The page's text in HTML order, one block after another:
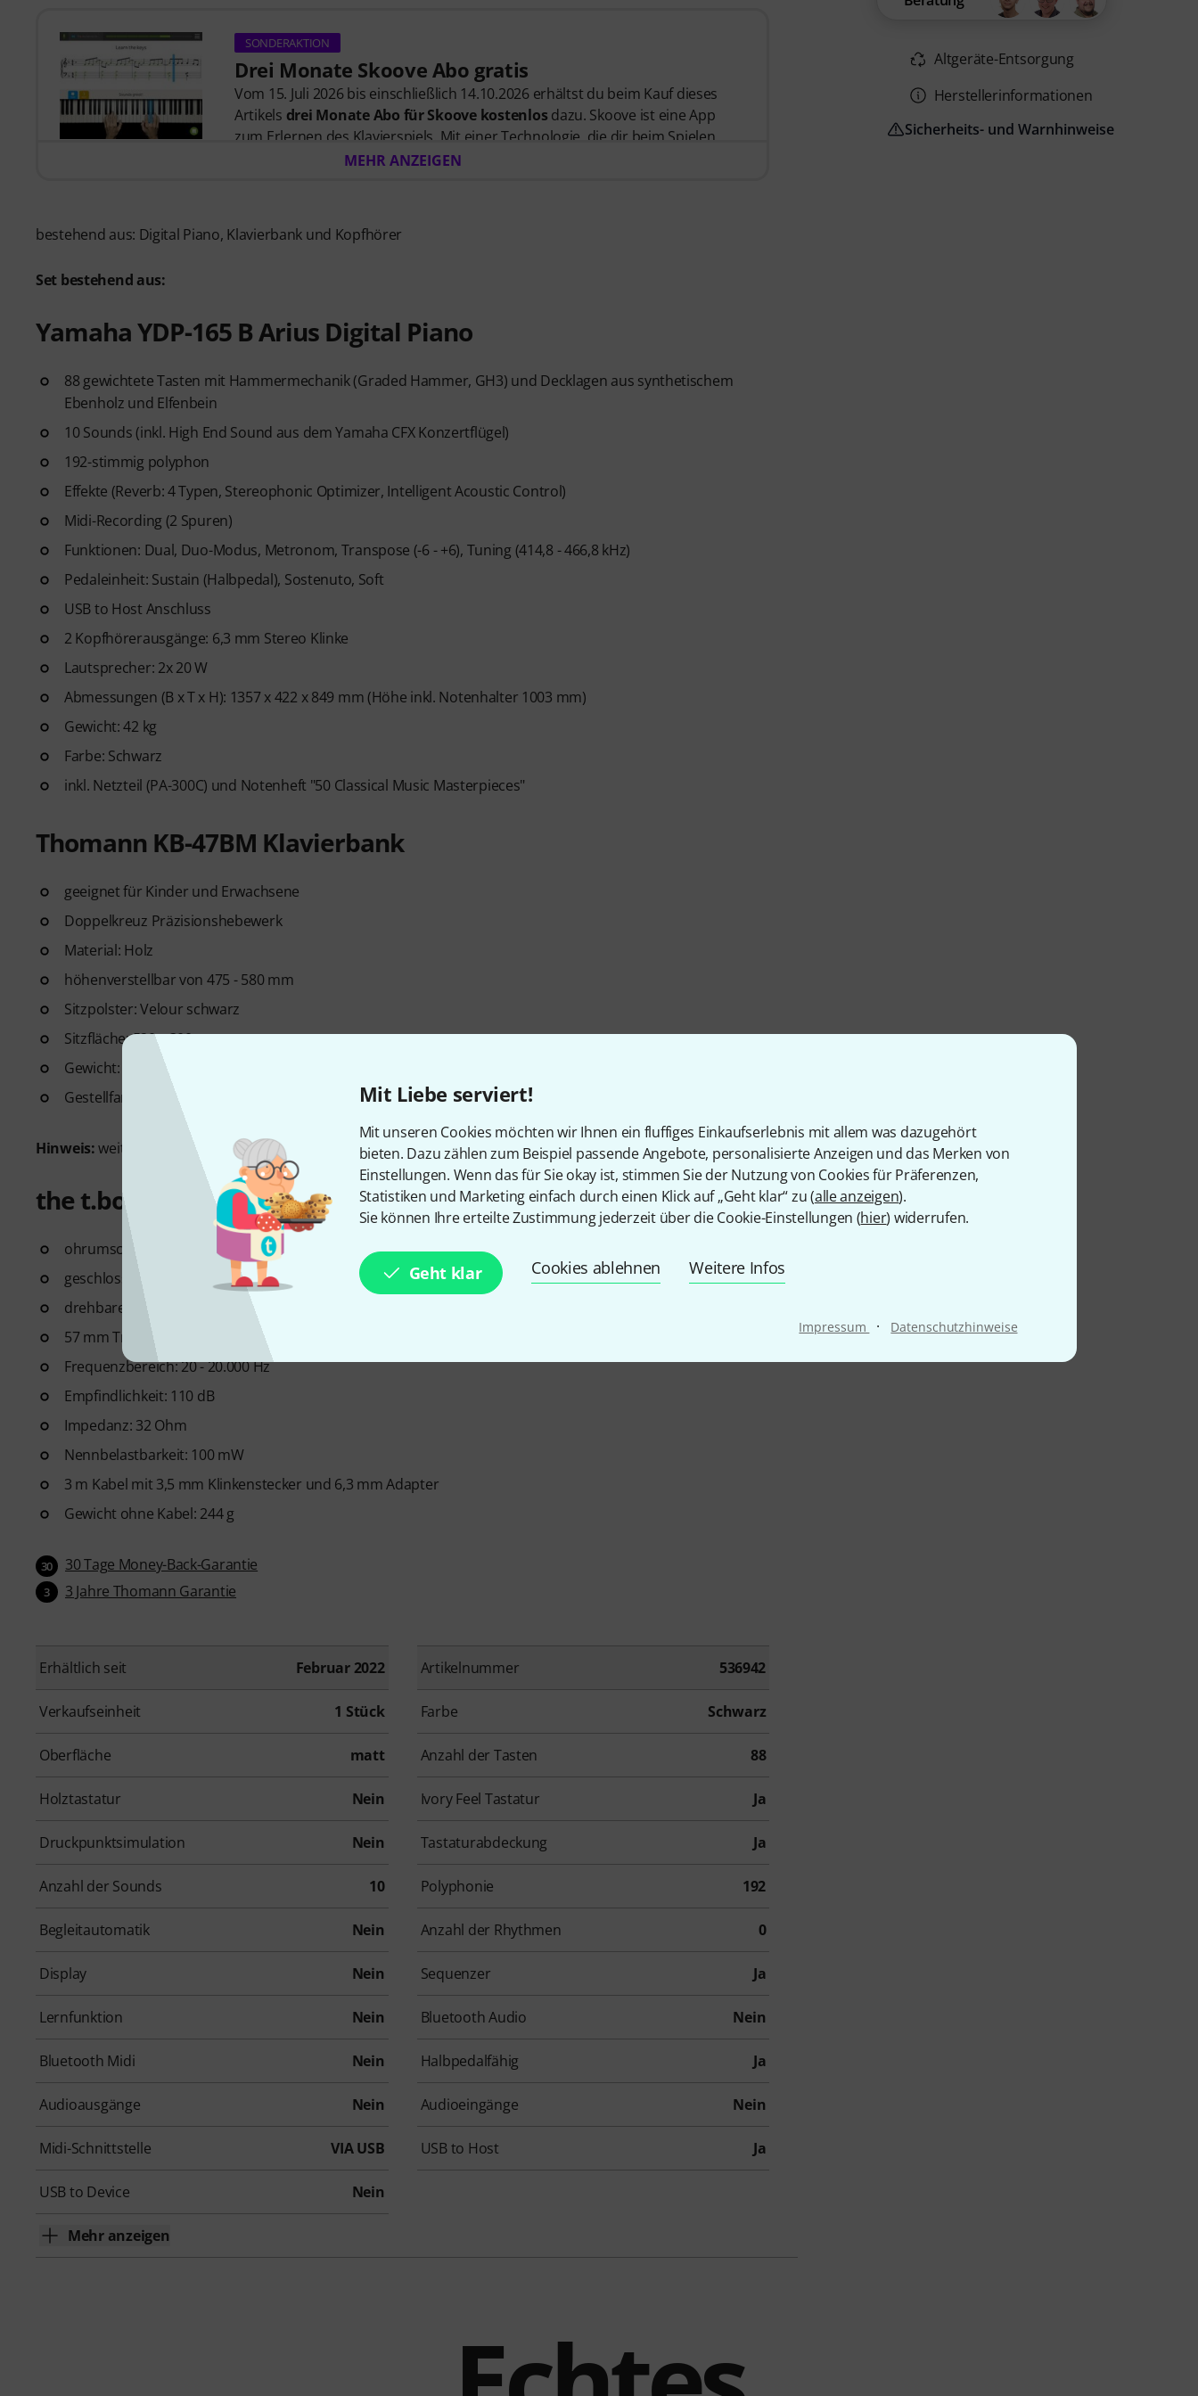
Mit Liebe serviert!
Mit unseren Cookies möchten wir Ihnen ein fluffiges Einkaufserlebnis mit allem was dazugehört
bieten. Dazu zählen zum Beispiel passende Angebote, personalisierte Anzeigen und das Merken von
Einstellungen. Wenn das für Sie okay ist, stimmen Sie der Nutzung von Cookies für Präferenzen,
Statistiken und Marketing einfach durch einen Klick auf „Geht klar“ zu (alle anzeigen).
Sie können Ihre erteilte Zustimmung jederzeit über die Cookie-Einstellungen (hier) widerrufen.
Geht klar Cookies ablehnen Weitere Infos
Impressum · Datenschutzhinweise
SONDERAKTION
Drei Monate Skoove Abo gratis
Vom 15. Juli 2026 bis einschließlich 14.10.2026 erhältst du beim Kauf dieses
Artikels drei Monate Abo für Skoove kostenlos dazu. Skoove ist eine App
zum Erlernen des Klavierspiels. Mit einer Technologie, die dir beim Spielen
zuhört, und Lektionen, die von erfahrenen Klavierlehrer*innen erstellt
automatisch. Keine Kreditkarte erforderlich.
MEHR ANZEIGEN
bestehend aus: Digital Piano, Klavierbank und Kopfhörer
Set bestehend aus:
Yamaha YDP-165 B Arius Digital Piano
88 gewichtete Tasten mit Hammermechanik (Graded Hammer, GH3) und Decklagen aus synthetischem
Ebenholz und Elfenbein
10 Sounds (inkl. High End Sound aus dem Yamaha CFX Konzertflügel)
192-stimmig polyphon
Effekte (Reverb: 4 Typen, Stereophonic Optimizer, Intelligent Acoustic Control)
Midi-Recording (2 Spuren)
Funktionen: Dual, Duo-Modus, Metronom, Transpose (-6 - +6), Tuning (414,8 - 466,8 kHz)
Pedaleinheit: Sustain (Halbpedal), Sostenuto, Soft
USB to Host Anschluss
2 Kopfhörerausgänge: 6,3 mm Stereo Klinke
Lautsprecher: 2x 20 W
Abmessungen (B x T x H): 1357 x 422 x 849 mm (Höhe inkl. Notenhalter 1003 mm)
Gewicht: 42 kg
Farbe: Schwarz
inkl. Netzteil (PA-300C) und Notenheft "50 Classical Music Masterpieces"
Thomann KB-47BM Klavierbank
geeignet für Kinder und Erwachsene
Doppelkreuz Präzisionshebewerk
Material: Holz
höhenverstellbar von 475 - 580 mm
Sitzpolster: Velour schwarz
Sitzfläche: 520 x 300 mm
Gewicht: 8,75 kg
Gestellfarbe: Schwarz matt
Hinweis:weitere Sitzpolster separat erhältlich.
the t.bone HD 200 Kopfhörer
ohrumschließend
geschlossen
drehbare Ohrmuscheln
57 mm Treiber
Frequenzbereich: 20 - 20.000 Hz
Empfindlichkeit: 110 dB
Impedanz: 32 Ohm
Nennbelastbarkeit: 100 mW
3 m Kabel mit 3,5 mm Klinkenstecker und 6,3 mm Adapter
Gewicht ohne Kabel: 244 g
30 30 Tage Money-Back-Garantie
3 3 Jahre Thomann Garantie
Erhältlich seit Februar 2022 Artikelnummer 536942
Verkaufseinheit 1 Stück Farbe Schwarz
Oberfläche matt Anzahl der Tasten 88
Holztastatur Nein Ivory Feel Tastatur Ja
Druckpunktsimulation Nein Tastaturabdeckung Ja
Anzahl der Sounds 10 Polyphonie 192
Begleitautomatik Nein Anzahl der Rhythmen 0
Display Nein Sequenzer Ja
Lernfunktion Nein Bluetooth Audio Nein
Bluetooth Midi Nein Halbpedalfähig Ja
Audioausgänge Nein Audioeingänge Nein
Midi-Schnittstelle VIA USB USB to Host Ja
USB to Device Nein
Mehr anzeigen
Altgeräte-Entsorgung
Herstellerinformationen
Sicherheits- und Warnhinweise